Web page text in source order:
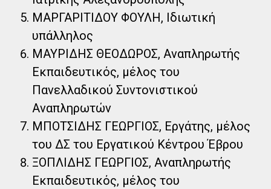
ΜΑΡΓΑΡΙΤΙΔΟΥ ΦΟΥΛΗ, Ιδιωτική
υπάλληλος
ΜΑΥΡΙΔΗΣ ΘΕΟΔΩΡΟΣ, Αναπληρωτής
Εκπαιδευτικός, μέλος του
Πανελλαδικού Συντονιστικού
Αναπληρωτών
ΜΠΟΤΣΙΔΗΣ ΓΕΩΡΓΙΟΣ, Εργάτης, μέλος
του ΔΣ του Εργατικού Κέντρου Έβρου
ΞΟΠΛΙΔΗΣ ΓΕΩΡΓΙΟΣ, Αναπληρωτής
Εκπαιδευτικός, μέλος του